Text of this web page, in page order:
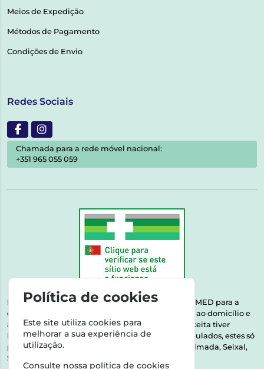
Meios de Expedição
Métodos de Pagamento
Condições de Envio
Redes Sociais
Chamada para a rede móvel nacional:
+351 965 055 059
Esta farmácia encontra-se autorizada pelo INFARMED para a
dispensa de medicamentos e produtos de saúde ao domicílio e
através da internet. Medicamentos | Se na sua receita tiver
MSRM, MNSRM, MSRMV ou Medicamentos Manipulados, estes só
podem ser entregues nos seguintes concelhos: Almada, Seixal,
Sesimbra, Oeiras e Lisboa.
Política de cookies
Este site utiliza cookies para
melhorar a sua experiência de
utilização.
Consulte nossa política de cookies